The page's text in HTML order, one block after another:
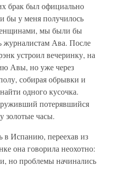
брак был официально
бы у меня получилось
мы были бы
журналистам Ава. После
устроил вечеринку, на
Авы, но уже через
собирая обрывки и
одного кусочка.
потерявшийся
золотые часы.
в Испанию, переехав из
она говорила неохотно:
но проблемы начинались